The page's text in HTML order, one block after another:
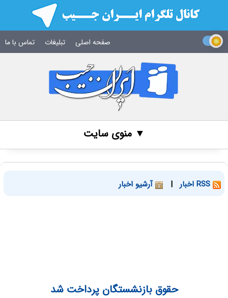
صفحه اصلی تبلیغات تماس با ما
▼ منوی سایت
| آرشیو اخبار
حقوق بازنشستگان پرداخت شد